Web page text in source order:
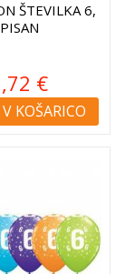
ŠTEVILKA 6,
PISAN
€
KOŠARICO